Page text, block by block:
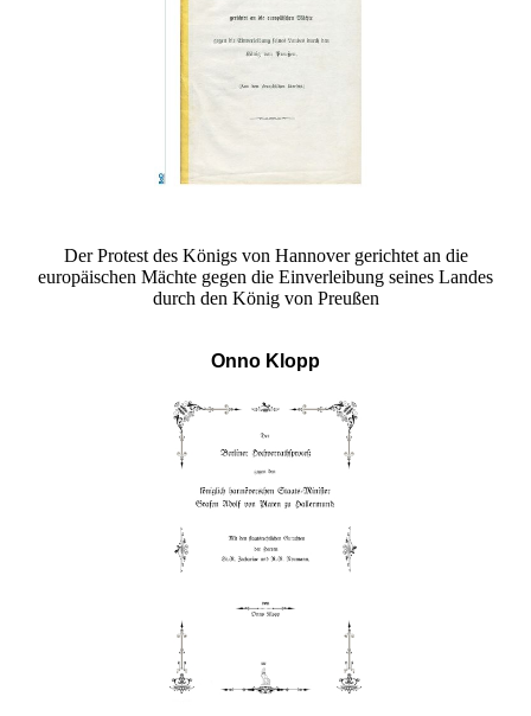
Der Protest des Königs von Hannover gerichtet an die
europäischen Mächte gegen die Einverleibung seines Landes
durch den König von Preußen
Onno Klopp